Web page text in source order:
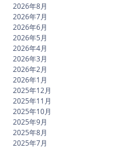
2026年8月
2026年7月
2026年6月
2026年5月
2026年4月
2026年3月
2026年2月
2026年1月
2025年12月
2025年11月
2025年10月
2025年9月
2025年8月
2025年7月